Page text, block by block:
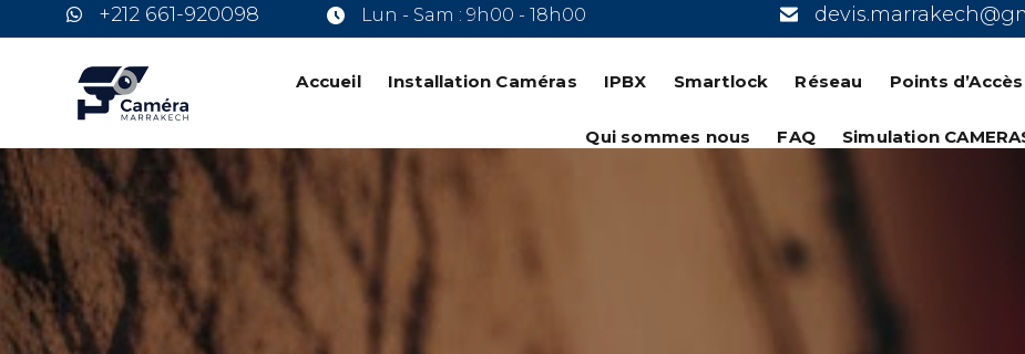
+212 661-920098 Lun - Sam : 9h00 - 18h00
Accueil Installation Caméras IPBX Smartlock Réseau Points d’Accès
Qui sommes nous FAQ Simulation